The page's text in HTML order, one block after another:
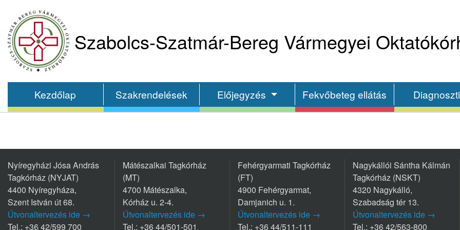
Szabolcs-Szatmár-Bereg Vármegyei
Kezdőlap Szakrendelések Előjegyzés Fekvőbeteg ellátás
Nyíregyházi Jósa András
Tagkórház (NYJAT)
4400 Nyíregyháza,
Szent István út 68.
Útvonaltervezés ide →
Tel.: +36 42/599 700
Mátészalkai Tagkórház
(MT)
4700 Mátészalka,
Kórház u. 2-4.
Útvonaltervezés ide →
Tel.: +36 44/501-501
Fehérgyarmati Tagkórház
(FT)
4900 Fehérgyarmat,
Damjanich u. 1.
Útvonaltervezés ide →
Tel.: +36 44/511-111
Nagykállói Sántha Kálmán
Tagkórház (NSKT)
4320 Nagykálló,
Szabadság tér 13.
Útvonaltervezés ide →
Tel.: +36 42/563-800